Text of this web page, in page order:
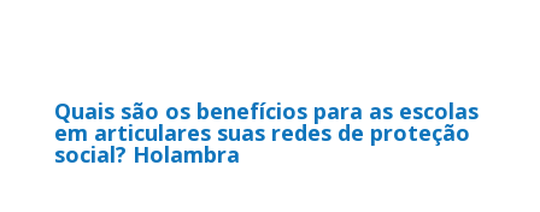
Quais são os benefícios para as escolas
em articulares suas redes de proteção
social? Holambra